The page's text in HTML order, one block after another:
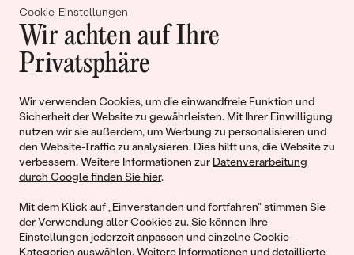
Cookie-Einstellungen
Wir achten auf Ihre
Privatsphäre
Wir verwenden Cookies, um die einwandfreie Funktion und
Sicherheit der Website zu gewährleisten. Mit Ihrer Einwilligung
nutzen wir sie außerdem, um Werbung zu personalisieren und
den Website-Traffic zu analysieren. Dies hilft uns, die Website zu
verbessern. Weitere Informationen zur Datenverarbeitung
durch Google finden Sie hier.
Mit dem Klick auf „Einverstanden und fortfahren" stimmen Sie
der Verwendung aller Cookies zu. Sie können Ihre
Einstellungen jederzeit anpassen und einzelne Cookie-
Kategorien auswählen. Weitere Informationen und detaillierte
Gemeinsam erschaffen wir
Geschichten von Schönheit und
Liebe
Begleiten Sie uns!